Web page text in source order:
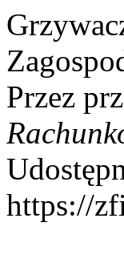
Przez
https://